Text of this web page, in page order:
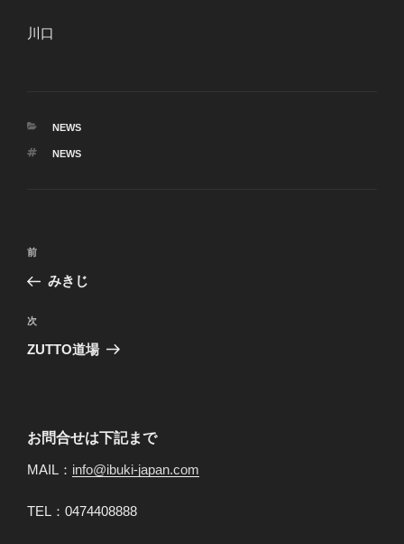
川口
カ
ゴ
NEWS
タ
NEWS
投
ナ
ビ
ゲ
ン
前
の
稿
前
みきじ
次
の
次
ZUTTO道場
お問合せは下記まで
MAIL： info@ibuki-japan.com
TEL：0474408888